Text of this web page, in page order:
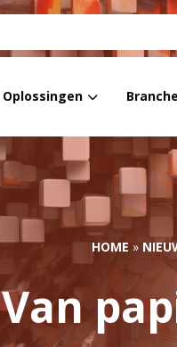
Oplossingen
Document Masking
AI & Data Privacy
Zorg
HOME »
Van